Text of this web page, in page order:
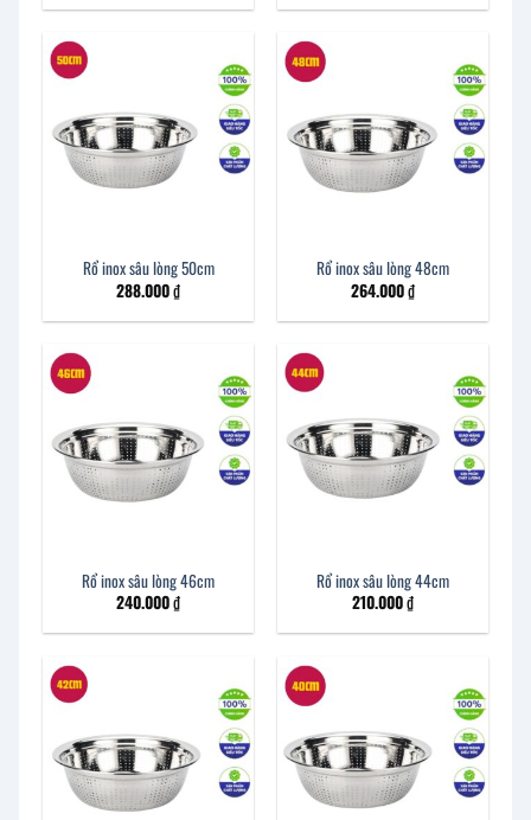
Rổ inox sâu lòng 50cm
288.000₫
Rổ inox sâu lòng 48cm
264.000₫
Rổ inox sâu lòng 46cm
240.000₫
Rổ inox sâu lòng 44cm
210.000₫